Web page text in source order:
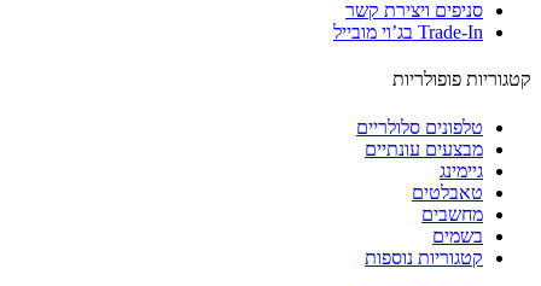
סניפים ויצירת קשר
Trade-In בג’וי מובייל
פופולריות
טלפונים סלולריים
מבצעים עונתיים
גיימינג
טאבלטים
מחשבים
בשמים
קטגוריות נוספות